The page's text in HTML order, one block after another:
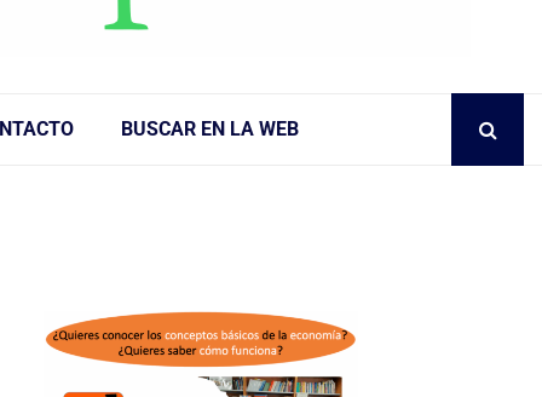
BUSCAR EN LA WEB